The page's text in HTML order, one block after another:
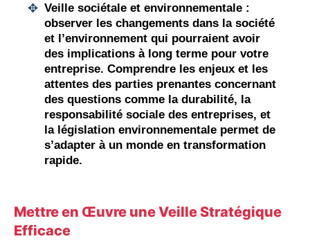
Veille sociétale et environnementale :
observer les changements dans la société
et l’environnement qui pourraient avoir
des implications à long terme pour votre
entreprise. Comprendre les enjeux et les
attentes des parties prenantes concernant
des questions comme la durabilité, la
responsabilité sociale des entreprises, et
la législation environnementale permet de
s’adapter à un monde en transformation
rapide.
Mettre en Œuvre une Veille Stratégique
Efficace